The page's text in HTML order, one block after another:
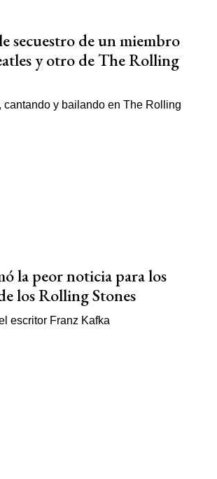
secuestro de un miembro
y otro de The Rolling
la peor noticia para los
los Rolling Stones